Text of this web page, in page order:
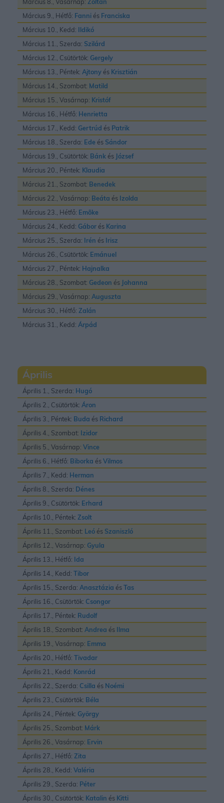
Március 9., Hétfő: Fanni és Franciska
Március 10., Kedd: Ildikó
Március 11., Szerda: Szilárd
Március 12., Csütörtök: Gergely
Március 13., Péntek: Ajtony és Krisztián
Március 14., Szombat: Matild
Március 15., Vasárnap: Kristóf
Március 16., Hétfő: Henrietta
Március 17., Kedd: Gertrúd és Patrik
Március 18., Szerda: Ede és Sándor
Március 19., Csütörtök: Bánk és József
Március 20., Péntek: Klaudia
Március 21., Szombat: Benedek
Március 22., Vasárnap: Beáta és Izolda
Március 23., Hétfő: Emõke
Március 24., Kedd: Gábor és Karina
Március 25., Szerda: Irén és Irisz
Március 26., Csütörtök: Emánuel
Március 27., Péntek: Hajnalka
Március 28., Szombat: Gedeon és Johanna
Március 29., Vasárnap: Auguszta
Március 30., Hétfő: Zalán
Március 31., Kedd: Árpád
Április
Április 1., Szerda: Hugó
Április 2., Csütörtök: Áron
Április 3., Péntek: Buda és Richard
Április 4., Szombat: Izidor
Április 5., Vasárnap: Vince
Április 6., Hétfő: Biborka ésVilmos
Április 7., Kedd: Herman
Április 8., Szerda: Dénes
Április 9., Csütörtök: Erhard
Április 10., Péntek: Zsolt
Április 11., Szombat: Leó és Szaniszló
Április 12., Vasárnap: Gyula
Április 13., Hétfő: Ida
Április 14., Kedd: Tibor
Április 15., Szerda: Anasztázia ésTas
Április 16., Csütörtök: Csongor
Április 17., Péntek: Rudolf
Április 18., Szombat: Andrea és Ilma
Április 19., Vasárnap: Emma
Április 20., Hétfő: Tivadar
Április 21., Kedd: Konrád
Április 22., Szerda: Csilla és Noémi
Április 23., Csütörtök: Béla
Április 24., Péntek: György
Április 25., Szombat: Márk
Április 26., Vasárnap: Ervin
Április 27., Hétfő: Zita
Április 28., Kedd: Valéria
Április 29., Szerda: Péter
Április 30., Csütörtök: Katalin és Kitti